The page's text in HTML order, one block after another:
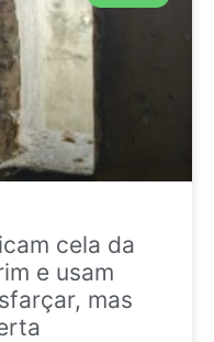
cela da
e usam
mas